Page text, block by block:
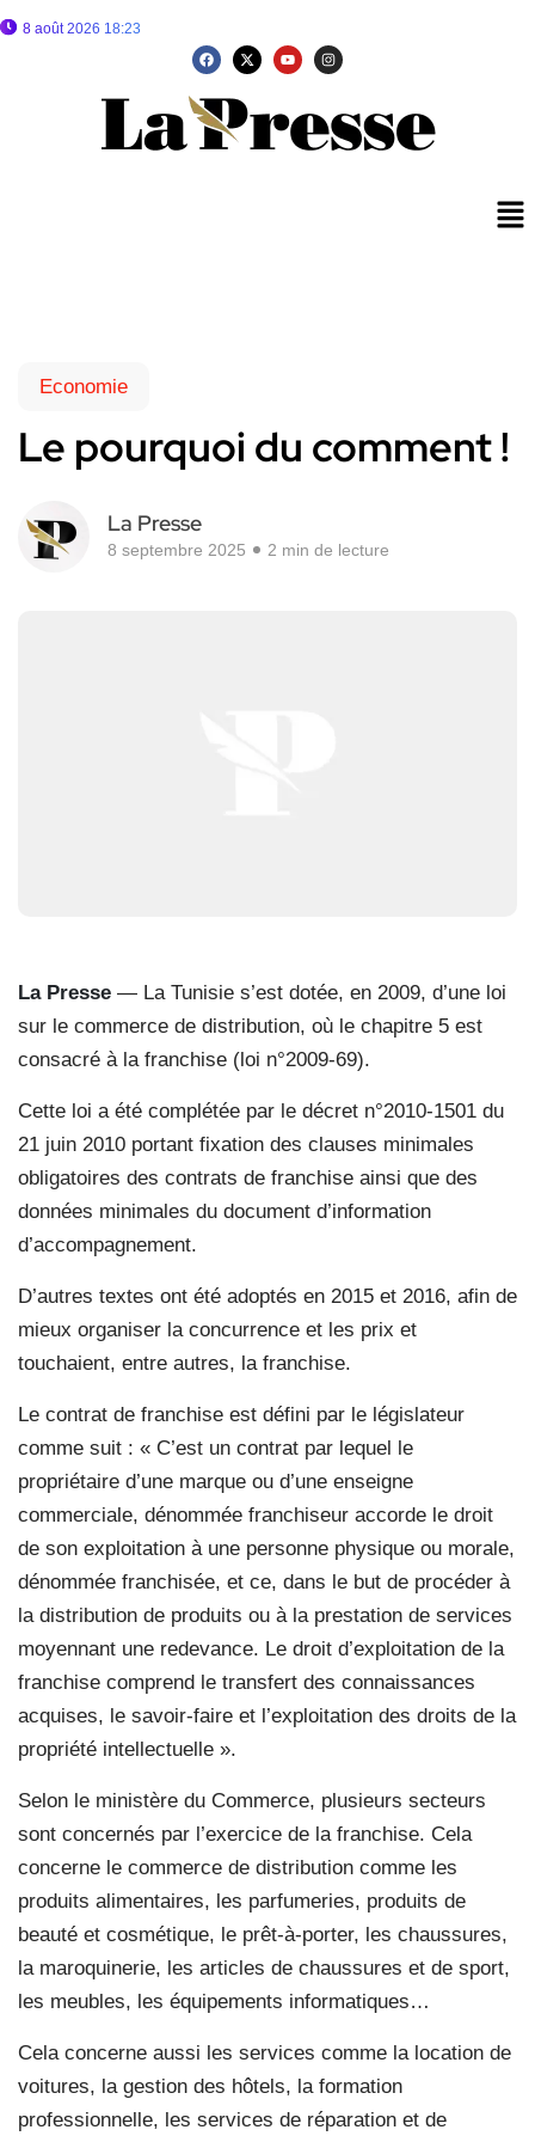
8 août 2026 18:23
Economie
Le pourquoi du comment !
La Presse
8 septembre 2025 2 min de lecture
La Presse — La Tunisie s’est dotée, en 2009, d’une loi
sur le commerce de distribution, où le chapitre 5 est
consacré à la franchise (loi n°2009-69).
Cette loi a été complétée par le décret n°2010-1501 du
21 juin 2010 portant fixation des clauses minimales
obligatoires des contrats de franchise ainsi que des
données minimales du document d’information
d’accompagnement.
D’autres textes ont été adoptés en 2015 et 2016, afin de
mieux organiser la concurrence et les prix et
touchaient, entre autres, la franchise.
Le contrat de franchise est défini par le législateur
comme suit : « C’est un contrat par lequel le
propriétaire d’une marque ou d’une enseigne
commerciale, dénommée franchiseur accorde le droit
de son exploitation à une personne physique ou morale,
dénommée franchisée, et ce, dans le but de procéder à
la distribution de produits ou à la prestation de services
moyennant une redevance. Le droit d’exploitation de la
franchise comprend le transfert des connaissances
acquises, le savoir-faire et l’exploitation des droits de la
propriété intellectuelle ».
Selon le ministère du Commerce, plusieurs secteurs
sont concernés par l’exercice de la franchise. Cela
concerne le commerce de distribution comme les
produits alimentaires, les parfumeries, produits de
beauté et cosmétique, le prêt-à-porter, les chaussures,
la maroquinerie, les articles de chaussures et de sport,
les meubles, les équipements informatiques…
Cela concerne aussi les services comme la location de
voitures, la gestion des hôtels, la formation
professionnelle, les services de réparation et de